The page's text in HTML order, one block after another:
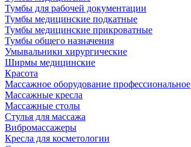
Тумбы для рабочей документации
Тумбы медицинские подкатные
Тумбы медицинские прикроватные
Тумбы общего назначения
Умывальники хирургические
Ширмы медицинские
Красота
Массажное оборудование профессиональное
Массажные кресла
Массажные столы
Стулья для массажа
Вибромассажеры
Кресла для косметологии